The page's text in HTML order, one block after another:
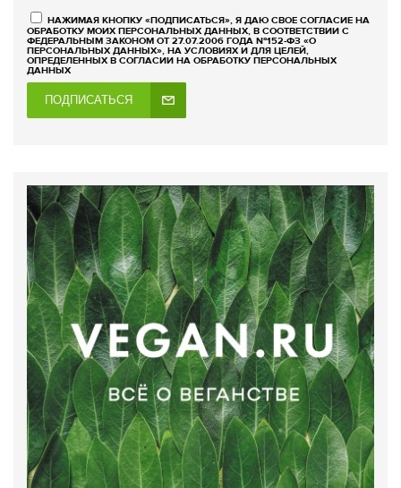
НАЖИМАЯ КНОПКУ «ПОДПИСАТЬСЯ», Я ДАЮ СВОЕ СОГЛАСИЕ НА
ОБРАБОТКУ МОИХ ПЕРСОНАЛЬНЫХ ДАННЫХ, В СООТВЕТСТВИИ С
ФЕДЕРАЛЬНЫМ ЗАКОНОМ ОТ 27.07.2006 ГОДА №152-ФЗ «О
ПЕРСОНАЛЬНЫХ ДАННЫХ», НА УСЛОВИЯХ И ДЛЯ ЦЕЛЕЙ,
ОПРЕДЕЛЕННЫХ В СОГЛАСИИ НА ОБРАБОТКУ ПЕРСОНАЛЬНЫХ
ДАННЫХ
ПОДПИСАТЬСЯ